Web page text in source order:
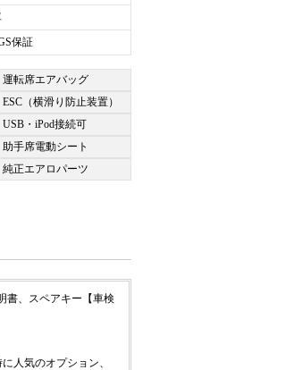
保証
運転席エアバッグ
ESC（横滑り防止装置）
USB・iPod接続可
助手席電動シート
純正エアロパーツ
書、スペアキー【車検
人気のオプション、